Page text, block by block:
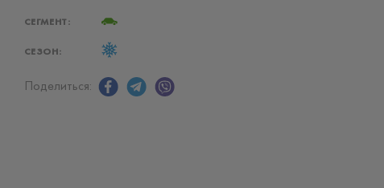
СЕГМЕНТ:
СЕЗОН:
Поделиться: